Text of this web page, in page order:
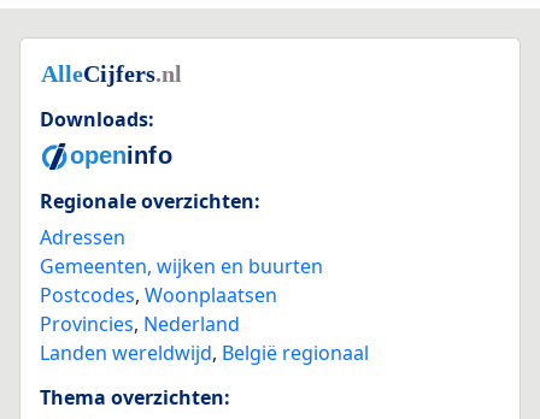
Downloads:
Regionale overzichten:
Adressen
Gemeenten, wijken en buurten
Postcodes, Woonplaatsen
Provincies, Nederland
Landen wereldwijd, België regionaal
Thema overzichten: